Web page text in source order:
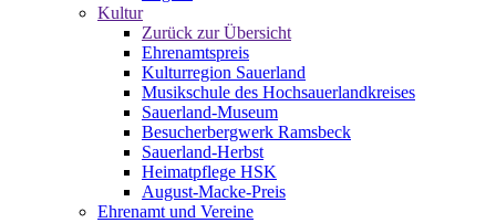
Kultur
Zurück zur Übersicht
Ehrenamtspreis
Kulturregion Sauerland
Musikschule des Hochsauerlandkreises
Sauerland-Museum
Besucherbergwerk Ramsbeck
Sauerland-Herbst
Heimatpflege HSK
August-Macke-Preis
Ehrenamt und Vereine